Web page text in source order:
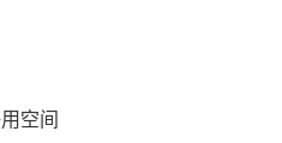
空间